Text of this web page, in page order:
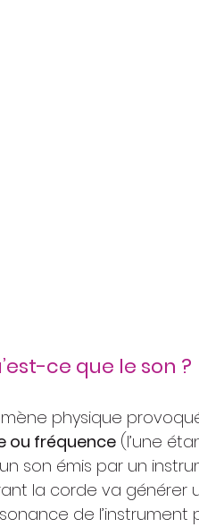
ce que le son ?
physique
ou fréquence (l’une
son émis par un
la corde va
de l’instrument